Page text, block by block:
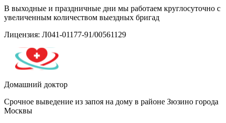
В выходные и праздничные дни мы работаем круглосуточно с
увеличенным количеством выездных бригад
Лицензия: Л041-01177-91/00561129
Домашний доктор
Срочное выведение из запоя на дому в районе Зюзино города
Москвы